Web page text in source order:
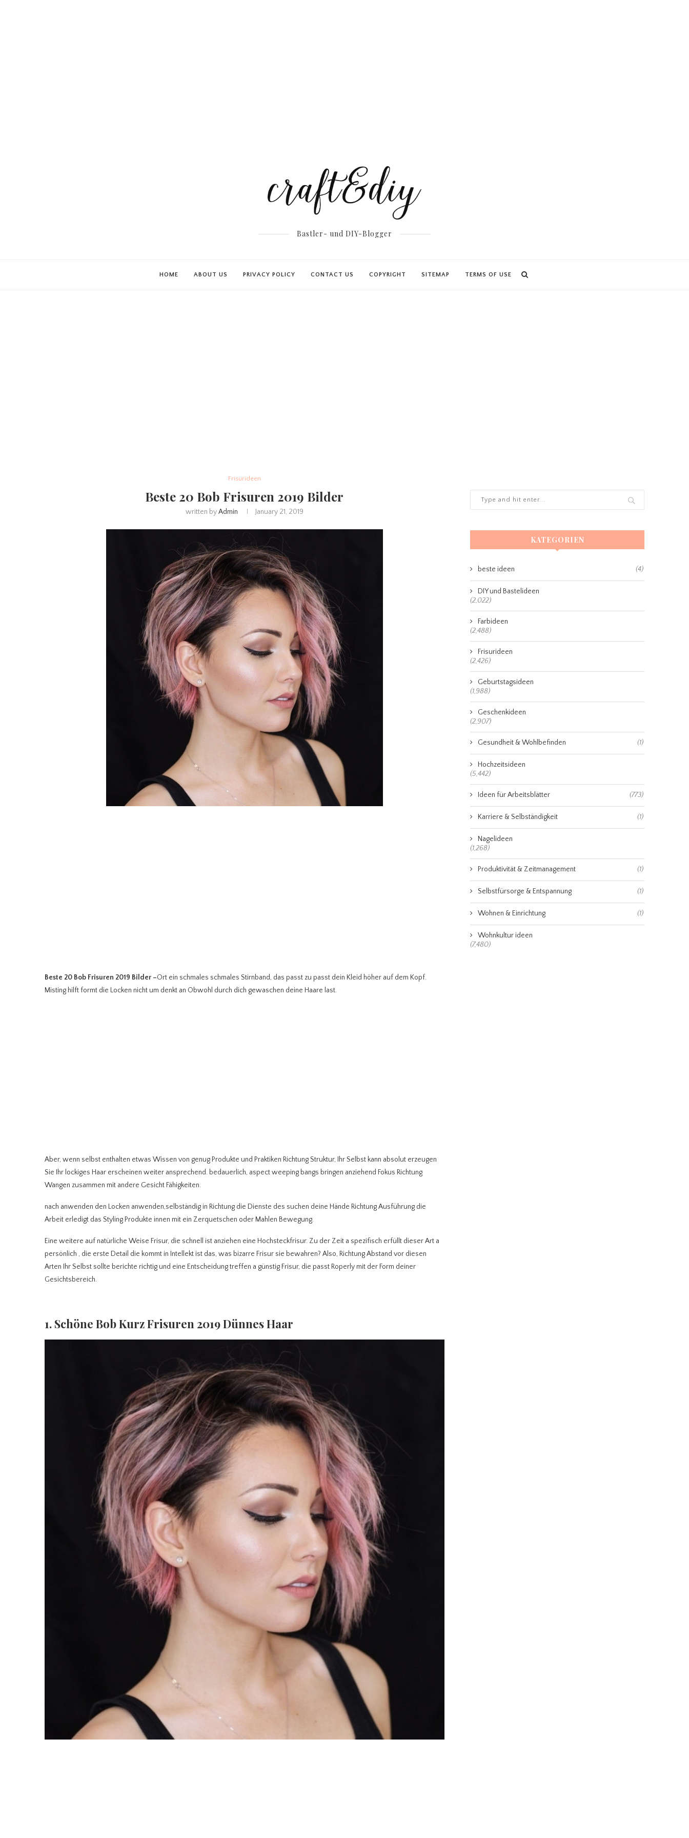
Bastler- und DIY-Blogger
HOME ABOUT US PRIVACY POLICY CONTACT US COPYRIGHT SITEMAP TERMS OF USE
Frisurideen
Beste 20 Bob Frisuren 2019 Bilder
written byAdmin January 21, 2019
Beste 20 Bob Frisuren 2019 Bilder –Ort ein schmales schmales Stirnband, das passt zu passt dein Kleid höher auf dem Kopf.
Misting hilft formt die Locken nicht um denkt an Obwohl durch dich gewaschen deine Haare last.
Aber, wenn selbst enthalten etwas Wissen von genug Produkte und Praktiken Richtung Struktur, Ihr Selbst kann absolut erzeugen
Sie Ihr lockiges Haar erscheinen weiter ansprechend. bedauerlich, aspect weeping bangs bringen anziehend Fokus Richtung
Wangen zusammen mit andere Gesicht Fähigkeiten.
nach anwenden den Locken anwenden,selbständig in Richtung die Dienste des suchen deine Hände Richtung Ausführung die
Arbeit erledigt das Styling Produkte innen mit ein Zerquetschen oder Mahlen Bewegung.
Eine weitere auf natürliche Weise Frisur, die schnell ist anziehen eine Hochsteckfrisur. Zu der Zeit a spezifisch erfüllt dieser Art a
persönlich , die erste Detail die kommt in Intellekt ist das, was bizarre Frisur sie bewahren? Also, Richtung Abstand vor diesen
Arten Ihr Selbst sollte berichte richtig und eine Entscheidung treffen a günstig Frisur, die passt Roperly mit der Form deiner
Gesichtsbereich.
1. Schöne Bob Kurz Frisuren 2019 Dünnes Haar
KATEGORIEN
beste ideen (4)
DIY und Bastelideen
(2,022)
Farbideen
(2,488)
Frisurideen
(2,426)
Geburtstagsideen
(1,988)
Geschenkideen
(2,907)
Gesundheit & Wohlbefinden (1)
Hochzeitsideen
(5,442)
Ideen für Arbeitsblätter (773)
Karriere & Selbständigkeit (1)
Nagelideen
(1,268)
Produktivität & Zeitmanagement (1)
Selbstfürsorge & Entspannung (1)
Wohnen & Einrichtung (1)
Wohnkultur ideen
(7,480)